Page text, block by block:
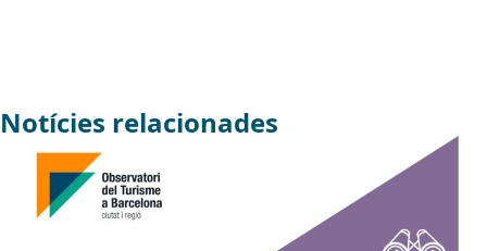
Notícies relacionades